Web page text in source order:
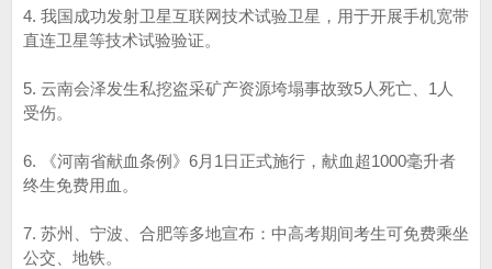
4. 我国成功发射卫星互联网技术试验卫星，用于开展手机宽带
直连卫星等技术试验验证。
5. 云南会泽发生私挖盗采矿产资源垮塌事故致5人死亡、1人
受伤。
6. 《河南省献血条例》6月1日正式施行，献血超1000毫升者
终生免费用血。
7. 苏州、宁波、合肥等多地宣布：中高考期间考生可免费乘坐
公交、地铁。